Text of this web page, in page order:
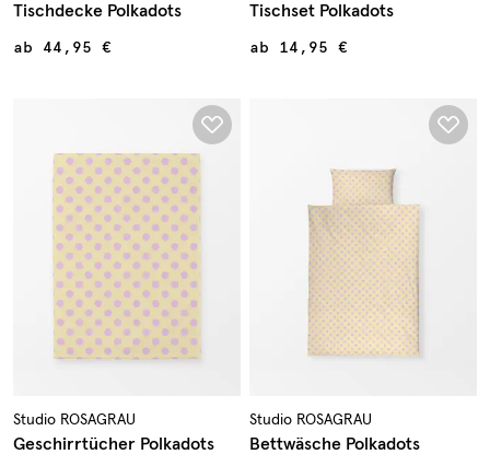
Tischdecke Polkadots
ab 44,95 €
Tischset Polkadots
ab 14,95 €
Studio ROSAGRAU
Geschirrtücher Polkadots
Studio ROSAGRAU
Bettwäsche Polkadots